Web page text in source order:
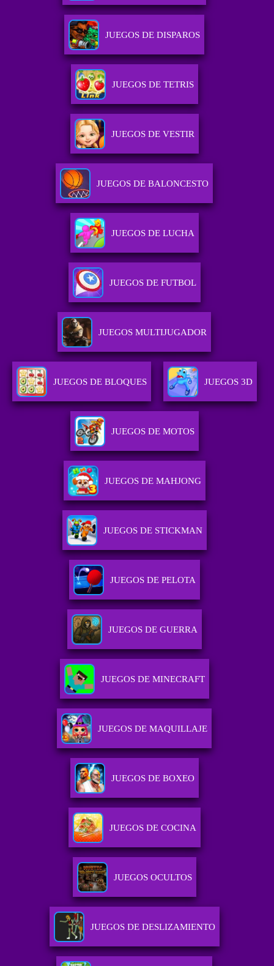
JUEGOS DE DISPAROS
JUEGOS DE TETRIS
JUEGOS DE VESTIR
JUEGOS DE BALONCESTO
JUEGOS DE LUCHA
JUEGOS DE FUTBOL
JUEGOS MULTIJUGADOR
JUEGOS DE BLOQUES JUEGOS 3D
JUEGOS DE MOTOS
JUEGOS DE MAHJONG
JUEGOS DE STICKMAN
JUEGOS DE PELOTA
JUEGOS DE GUERRA
JUEGOS DE MINECRAFT
JUEGOS DE MAQUILLAJE
JUEGOS DE BOXEO
JUEGOS DE COCINA
JUEGOS OCULTOS
JUEGOS DE DESLIZAMIENTO